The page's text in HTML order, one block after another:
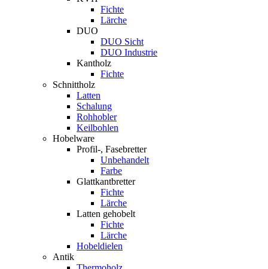
Fichte
Lärche
DUO
DUO Sicht
DUO Industrie
Kantholz
Fichte
Schnittholz
Latten
Schalung
Rohhobler
Keilbohlen
Hobelware
Profil-, Fasebretter
Unbehandelt
Farbe
Glattkantbretter
Fichte
Lärche
Latten gehobelt
Fichte
Lärche
Hobeldielen
Antik